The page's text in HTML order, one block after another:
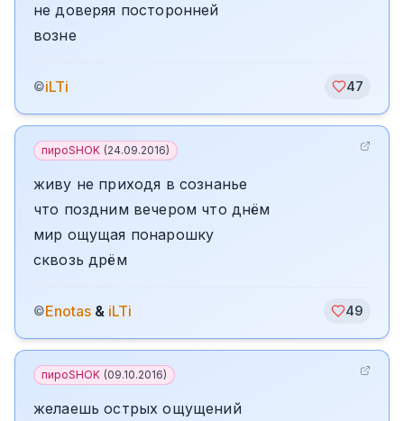
не доверяя посторонней
возне
©iLTi 47
пироSHOK (24.09.2016)
живу не приходя в сознанье
что поздним вечером что днём
мир ощущая понарошку
сквозь дрём
©Enotas & iLTi 49
пироSHOK (09.10.2016)
желаешь острых ощущений